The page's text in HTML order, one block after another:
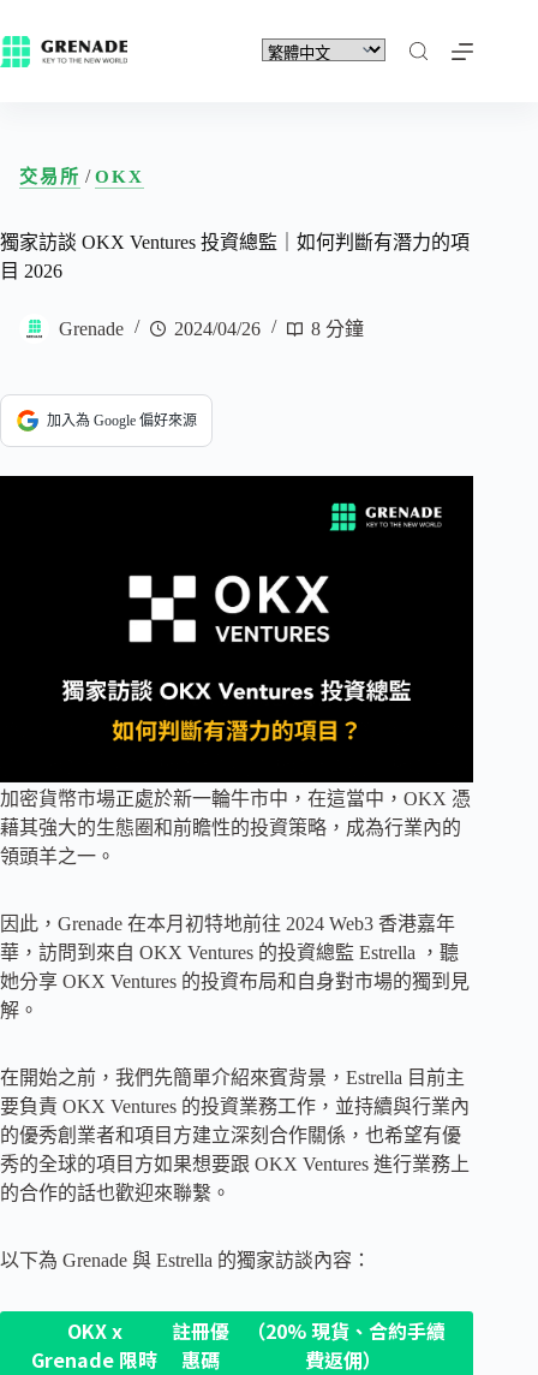
交易所 /OKX
獨家訪談 OKX Ventures 投資總監｜如何判斷有潛力的項
目 2026
Grenade 2024/04/26 8 分鐘
加入為 Google 偏好來源
加密貨幣市場正處於新一輪牛市中，在這當中，OKX 憑
藉其強大的生態圈和前瞻性的投資策略，成為行業內的
領頭羊之一。
因此，Grenade 在本月初特地前往 2024 Web3 香港嘉年
華，訪問到來自 OKX Ventures 的投資總監 Estrella ，聽
她分享 OKX Ventures 的投資布局和自身對市場的獨到見
解。
在開始之前，我們先簡單介紹來賓背景，Estrella 目前主
要負責 OKX Ventures 的投資業務工作，並持續與行業內
的優秀創業者和項目方建立深刻合作關係，也希望有優
秀的全球的項目方如果想要跟 OKX Ventures 進行業務上
的合作的話也歡迎來聯繫。
以下為 Grenade 與 Estrella 的獨家訪談內容：
OKX x
Grenade 限時
註冊優
惠碼
（20% 現貨、合約手續
費返佣）